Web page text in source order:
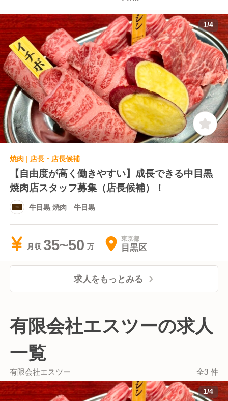
1/4
焼肉 | 店長・店長候補
【自由度が高く働きやすい】成長できる中目黒
焼肉店スタッフ募集（店長候補）！
牛目黒 焼肉 牛目黒
月収 35~50 東京都
目黒区
求人をもっとみる
有限会社エスツーの求人
一覧
有限会社エスツー 全3 件
1/4